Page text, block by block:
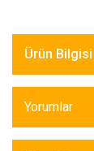
Ürün Bilgisi
Yorumlar